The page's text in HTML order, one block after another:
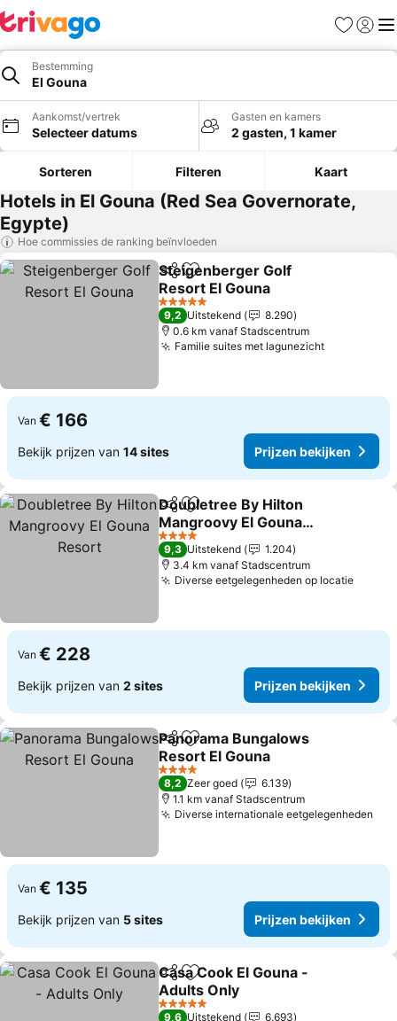
Favorieten
Bestemming
El Gouna
Aankomst/vertrek
Selecteer datums
Gasten en kamers
2 gasten, 1 kamer
Sorteren Filteren Kaart
Hotels in El Gouna (Red Sea Governorate,
Egypte)
Hoe commissies de ranking beïnvloeden
DelenToevoegen aan favorieten
Steigenberger Golf
Resort El Gouna
Prijzen bekijken
5 Sterren
9,2 Uitstekend
8.290
0.6 km vanaf Stadscentrum
Familie suites met lagunezichtPrijzen
Van € 166
Bekijk prijzen van 14 sites Prijzen bekijken
DelenToevoegen aan favorieten
Doubletree By Hilton
Mangroovy El Gouna
Resort
Prijzen bekijken
4 Sterren
9,3 Uitstekend
1.204
3.4 km vanaf Stadscentrum
Diverse eetgelegenheden op locatie
Van € 228
Bekijk prijzen van 2 sites Prijzen bekijken
DelenToevoegen aan favorieten
Panorama Bungalows
Resort El Gouna
Prijzen bekijken
4 Sterren
8,2 Zeer goed
6.139
1.1 km vanaf Stadscentrum
Diverse internationale eetgelegenheden
Van € 135
Bekijk prijzen van 5 sites Prijzen bekijken
DelenToevoegen aan favorieten
Casa Cook El Gouna -
Adults Only
Prijzen bekijken
5 Sterren
9,6 Uitstekend
6.693